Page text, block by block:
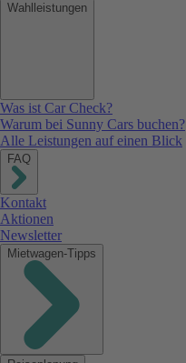
Wahlleistungen
Was ist Car Check?
Warum bei Sunny Cars buchen?
Alle Leistungen auf einen Blick
FAQ
Kontakt
Aktionen
Newsletter
Mietwagen-Tipps